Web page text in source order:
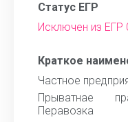
Статус ЕГР
Исключен из ЕГР
Краткое
Частное
Прыватнае
Перавозка